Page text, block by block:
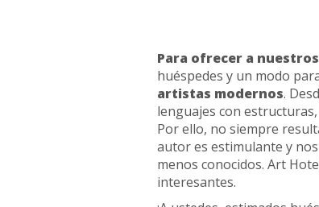
Para ofrecer a
huéspedes y un modo
artistas modernos.
lenguajes con
Por ello, no siempre
autor es estimulante y
menos conocidos. Art
interesantes.